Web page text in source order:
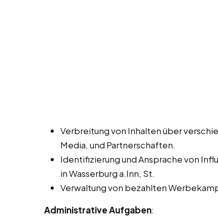
Verbreitung von Inhalten über
Media, und Partnerschaften.
Identifizierung und Ansprache von
in Wasserburg a.Inn, St.
Verwaltung von bezahlten
Administrative Aufgaben: